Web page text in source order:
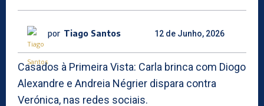
por Tiago Santos 12 de Junho, 2026
Casados à Primeira Vista: Carla brinca com Diogo
Alexandre e Andreia Négrier dispara contra
Verónica, nas redes sociais.